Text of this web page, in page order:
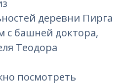
деревни Пирга
с башней доктора,
Теодора
посмотреть